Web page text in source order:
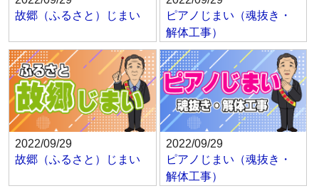
故郷（ふるさと）じまい
ピアノじまい（魂抜き・
解体工事）
2022/09/29
故郷（ふるさと）じまい
2022/09/29
ピアノじまい（魂抜き・
解体工事）